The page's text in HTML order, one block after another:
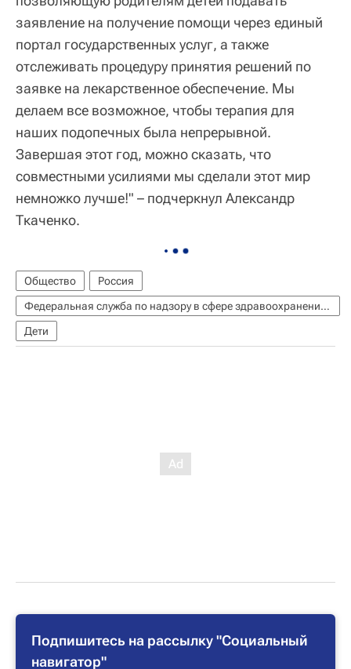
заявление на получение помощи через единый
портал государственных услуг, а также
отслеживать процедуру принятия решений по
заявке на лекарственное обеспечение. Мы
делаем все возможное, чтобы терапия для
наших подопечных была непрерывной.
Завершая этот год, можно сказать, что
совместными усилиями мы сделали этот мир
немножко лучше!" – подчеркнул Александр
Ткаченко.
Общество
Россия
Федеральная служба по надзору в сфере здравоохранения (Росздравнадзор)
Дети
Подпишитесь на рассылку "Социальный
навигатор"